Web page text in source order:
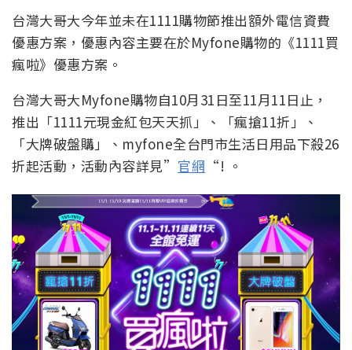
台灣大哥大今年並未在1111購物節推出額外電信資費
優惠方案，優惠內容主要在於Myfone購物的《1111買
瘋啦》優惠方案。
台灣大哥大Myfone購物自10月31日至11月11日止，
推出「1111元現金紅包天天抓」、「瘋搶11折」、
「大牌破盤購」、myfone全台門市生活日用品下殺26
折起活動，活動內容詳見” 官網 “! 。